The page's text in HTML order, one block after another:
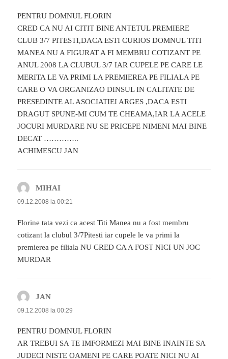
PENTRU DOMNUL FLORIN
CRED CA NU AI CITIT BINE ANTETUL PREMIERE
CLUB 3/7 PITESTI,DACA ESTI CURIOS DOMNUL TITI
MANEA NU A FIGURAT A FI MEMBRU COTIZANT PE
ANUL 2008 LA CLUBUL 3/7 IAR CUPELE PE CARE LE
MERITA LE VA PRIMI LA PREMIEREA PE FILIALA PE
CARE O VA ORGANIZAO DINSUL IN CALITATE DE
PRESEDINTE AL ASOCIATIEI ARGES ,DACA ESTI
DRAGUT SPUNE-MI CUM TE CHEAMA,IAR LA ACELE
JOCURI MURDARE NU SE PRICEPE NIMENI MAI BINE
DECAT …………..
ACHIMESCU JAN
MIHAI
09.12.2008 la 00:21
Florine tata vezi ca acest Titi Manea nu a fost membru
cotizant la clubul 3/7Pitesti iar cupele le va primi la
premierea pe filiala NU CRED CA A FOST NICI UN JOC
MURDAR
JAN
09.12.2008 la 00:29
PENTRU DOMNUL FLORIN
AR TREBUI SA TE IMFORMEZI MAI BINE INAINTE SA
JUDECI NISTE OAMENI PE CARE POATE NICI NU AI